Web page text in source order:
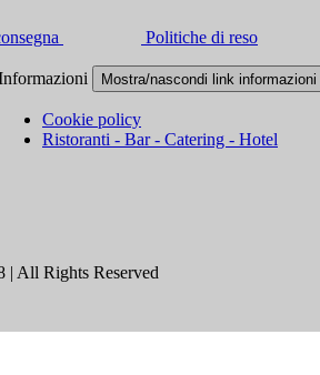
Politiche di reso
Mostra/nascondi link informazioni
Cookie policy
Ristoranti - Bar - Catering - Hotel
| All Rights Reserved